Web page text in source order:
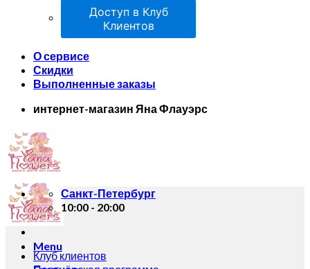
Доступ в Клуб
Клиентов
О сервисе
Скидки
Выполненные заказы
интернет-магазин Яна Флауэрс
Menu
Санкт-Петербург
10:00 - 20:00
Клуб клиентов